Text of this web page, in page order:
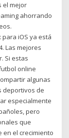
el mejor
ahorrando
iOS ya está
Las mejores
Si estas
online
algunas
deportivos de
especialmente
pero
que
en el crecimiento